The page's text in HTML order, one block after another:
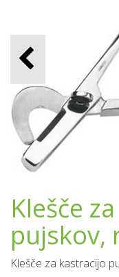
Klešče
pujskov,
Klešče za kastracijo